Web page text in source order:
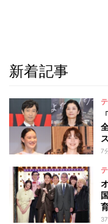
新着記事
7